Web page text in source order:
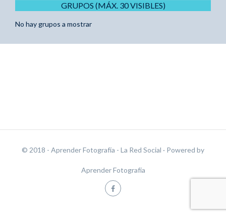
GRUPOS (MÁX. 30 VISIBLES)
No hay grupos a mostrar
© 2018 - Aprender Fotografía - La Red Social · Powered by
Aprender Fotografía